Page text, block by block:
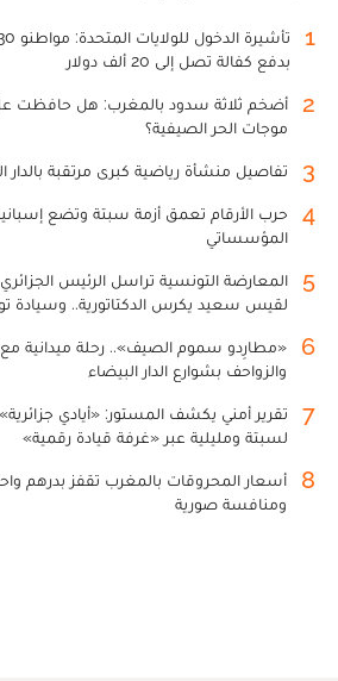
1
بدفع كفالة تصل إلى 20 ألف دولار
2
أضخم ثلاثة سدود بالمغرب: هل حافظت
موجات الحر الصيفية؟
3 تفاصيل منشأة رياضية كبرى مرتقبة بالدار
4
حرب الأرقام تعمق أزمة سبتة وتضع
المؤسساتي
5
المعارضة التونسية تراسل الرئيس
لقيس سعيد يكرس الدكتاتورية.. وسيادة
6
«مطارِدو سموم الصيف».. رحلة ميدانية
والزواحف بشوارع الدار البيضاء
7
تقرير أمني يكشف المستور: «أيادي
لسبتة ومليلية عبر «غرفة قيادة رقمية»
8
أسعار المحروقات بالمغرب تقفز بدرهم
ومنافسة صورية